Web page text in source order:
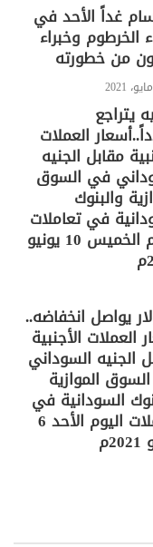
غداً الأحد في
الخرطوم وخبراء
من خطورته
يتراجع
العملات
مقابل الجنيه
في السوق
والبنوك
في تعاملات
اليوم الخميس 10 يونيو
يواصل انخفاضه..
العملات الأجنبية
الجنيه السوداني
الموازية
السودانية في
تعاملات اليوم الأحد 6